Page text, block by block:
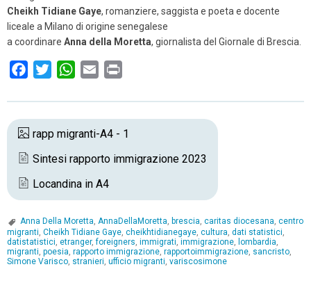
Cheikh Tidiane Gaye, romanziere, saggista e poeta e docente
liceale a Milano di origine senegalese
a coordinare Anna della Moretta, giornalista del Giornale di Brescia.
c
e
b
o
o
i
t
t
e
W
a
t
s
A
a
i
l
i
n
rapp migranti-A4 - 1
Sintesi rapporto immigrazione 2023
Locandina in A4
Anna Della Moretta, AnnaDellaMoretta, brescia, caritas diocesana, centro
migranti, Cheikh Tidiane Gaye, cheikhtidianegaye, cultura, dati statistici,
datistatistici, etranger,foreigners, immigrati, immigrazione, lombardia,
migranti, poesia, rapporto immigrazione, rapportoimmigrazione, sancristo,
Simone Varisco, stranieri, ufficio migranti, variscosimone